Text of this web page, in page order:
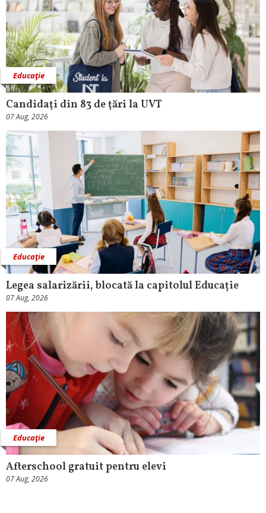
Educaţie
Candidaţi din 83 de ţări la UVT
07 Aug, 2026
Educaţie
Legea salarizării, blocată la capitolul Educație
07 Aug, 2026
Educaţie
Afterschool gratuit pentru elevi
07 Aug, 2026